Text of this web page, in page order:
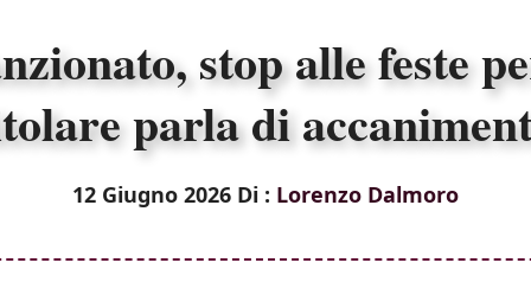
stop alle feste
parla di
12 Giugno 2026 Di : Lorenzo Dalmoro